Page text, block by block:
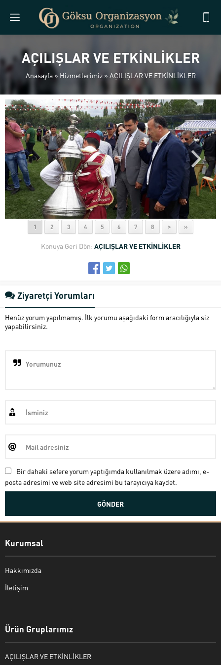
AÇILIŞLAR VE ETKİNLİKLER
Anasayfa» Hizmetlerimiz» AÇILIŞLAR VE ETKİNLİKLER
1 2 3 4 5 6 7 8 > »
Konuya Geri Dön: AÇILIŞLAR VE ETKİNLİKLER
Ziyaretçi Yorumları
Henüz yorum yapılmamış. İlk yorumu aşağıdaki form aracılığıyla siz
yapabilirsiniz.
Bir dahaki sefere yorum yaptığımda kullanılmak üzere adımı, e-
posta adresimi ve web site adresimi bu tarayıcıya kaydet.
Kurumsal
Hakkımızda
İletişim
Ürün Gruplarımız
AÇILIŞLAR VE ETKİNLİKLER